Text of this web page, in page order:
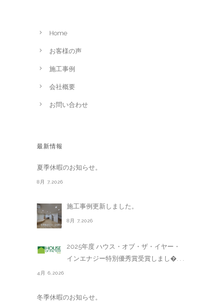
Home
お客様の声
施工事例
会社概要
お問い合わせ
最新情報
夏季休暇のお知らせ。
8月 7,2026
施工事例更新しました。
8月 7,2026
2025年度 ハウス・オブ・ザ・イヤー・
インエナジー特別優秀賞受賞しまし�. . .
4月 6,2026
冬季休暇のお知らせ。